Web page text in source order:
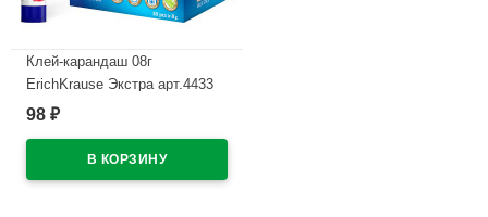
Клей-карандаш 08г
ErichKrause Экстра арт.4433
(Ст.30)
98 ₽